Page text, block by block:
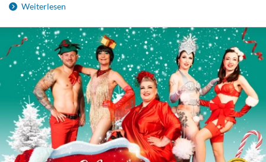
Weiterlesen